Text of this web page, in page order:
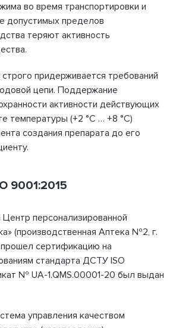
во время транспортировки и
допустимых пределов
теряют активность
придерживается требований
цепи. Поддержание
активности действующих
температуры (+2 °С … +8 °С)
создания препарата до его
9001:2015
персонализированной
(производственная Аптека №2, г.
сертификацию на
стандарта ДСТУ ISO
№ UA-1.QMS.00001-20 был выдан
управления качеством